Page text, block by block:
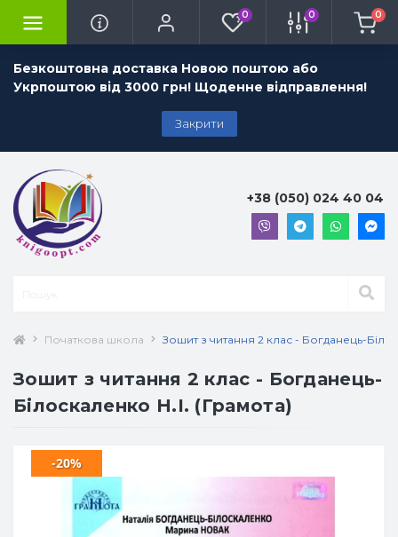
Безкоштовна доставка Новою поштою або
Укрпоштою від 3000 грн! Щоденне відправлення!
Закрити
0 0 0
+38 (050) 024 40 04
Початкова школа Зошит з читання 2 клас - Богданець-
Зошит з читання 2 клас - Богданець-
Білоскаленко Н.І. (Грамота)
-20%